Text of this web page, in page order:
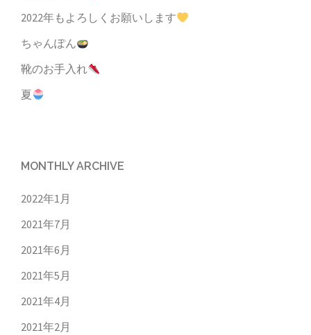
2022年もよろしくお願いします
ちゃんぽん
靴のお手入れ
夏
MONTHLY ARCHIVE
2022年1月
2021年7月
2021年6月
2021年5月
2021年4月
2021年2月